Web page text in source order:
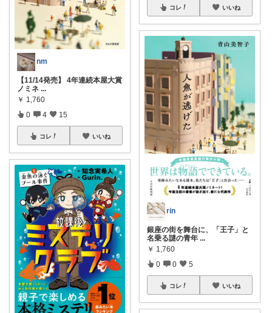
nm
【11/14発売】 4年連続本屋大賞
ノミネ ...
￥ 1,760
0 4 15
コレ いいね
コレ いいね
rin
銀座の街を舞台に、「王子」と
名乗る謎の青年 ...
￥ 1,760
0 0 5
コレ いいね